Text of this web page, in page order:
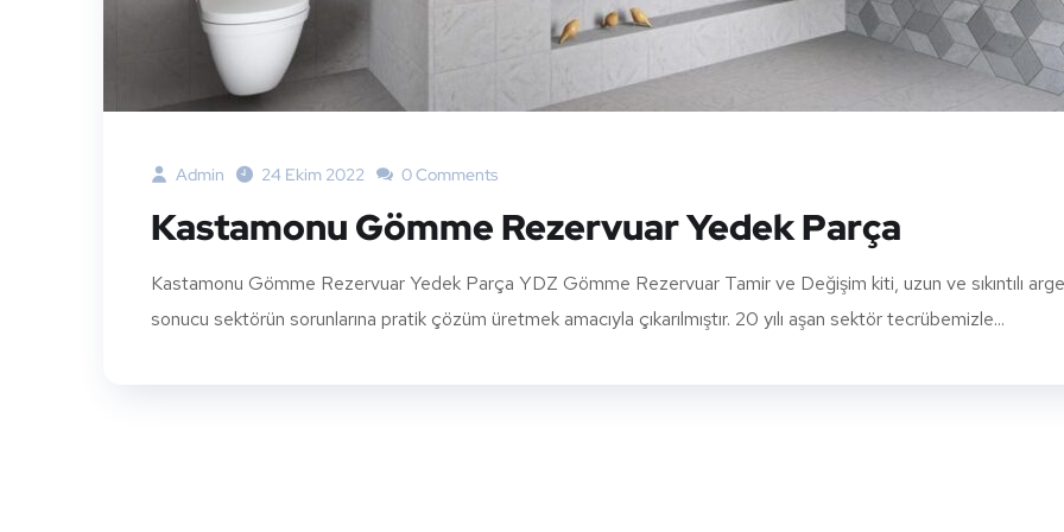
Admin 24 Ekim 2022 0 Comments
Kastamonu Gömme Rezervuar Yedek Parça
Kastamonu Gömme Rezervuar Yedek Parça YDZ Gömme Rezervuar Tamir ve Değişim kiti, uzun ve sıkıntılı arge
sonucu sektörün sorunlarına pratik çözüm üretmek amacıyla çıkarılmıştır. 20 yılı aşan sektör tecrübemizle...